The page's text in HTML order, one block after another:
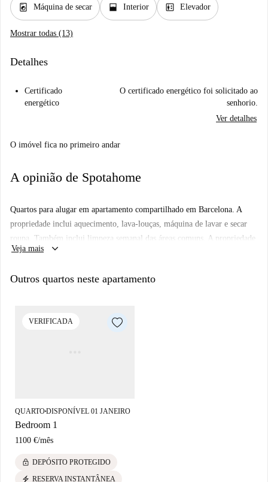
local_laundry_service Máquina de secar window_open Interior elevator Elevador
Mostrar todas (13)
Detalhes
Certificado
energético
O certificado energético foi solicitado ao
senhorio.
Ver detalhes
O imóvel fica no primeiro andar
A opinião de Spotahome
Quartos para alugar em apartamento compartilhado em Barcelona. A
propriedade inclui aquecimento, lava-louças, máquina de lavar e secar
roupa. Também inclui limpeza semanal das áreas comuns. A propriedade
também tem ferro de passar e aspirador de pó. Lençóis e toalhas são
Veja mais keyboard_arrow_down
Outros quartos neste apartamento
VERIFICADA
QUARTO■DISPONÍVEL 01 JANEIRO
Bedroom 1
1100 €/mês
lock DEPÓSITO PROTEGIDO
electric_bolt RESERVA INSTANTÂNEA